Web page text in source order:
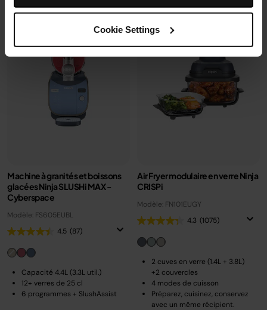
Cookie Settings
Machine à granités et boissons
glacées Ninja SLUSHi MAX -
Cyberspace
Modèle: FS605EUBL
4.5 (87)
Capacité 4.4L (3.3L util.)
12+ verres de 25 cl
6 programmes + SlushAssist
Air Fryer modulaire en verre Ninja
CRISPi
Modèle: FN101EUGY
4.3 (1075)
2 cuves en verre (1.4L + 3.8L)
+2 couvercles
4 modes de cuisson
Préparez, cuisinez, conservez
avec un même récipient.